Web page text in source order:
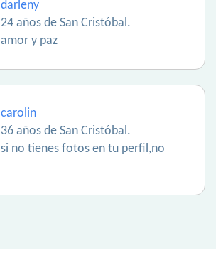
darleny
24 años de San Cristóbal.
amor y paz
carolin
36 años de San Cristóbal.
si no tienes fotos en tu perfil,no